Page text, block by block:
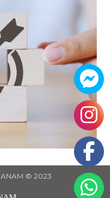
© 2023